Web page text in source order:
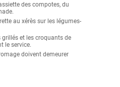
des compotes, du
au xérès sur les légumes-
grillés et les croquants de
le service.
doivent demeurer